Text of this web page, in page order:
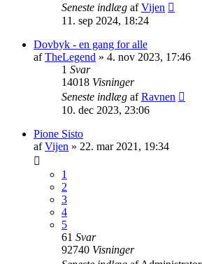
Seneste indlæg afVijen
11. sep 2024, 18:24
Dovbyk - en gang for alle
afTheLegend » 4. nov 2023, 17:46
1 Svar
14018 Visninger
Seneste indlæg afRavnen
10. dec 2023, 23:06
Pione Sisto
afVijen » 22. mar 2021, 19:34
1
2
3
4
5
61 Svar
92740 Visninger